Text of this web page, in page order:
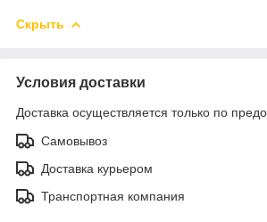
Скрыть
Условия доставки
Доставка осуществляется только по
Самовывоз
Доставка курьером
Транспортная компания